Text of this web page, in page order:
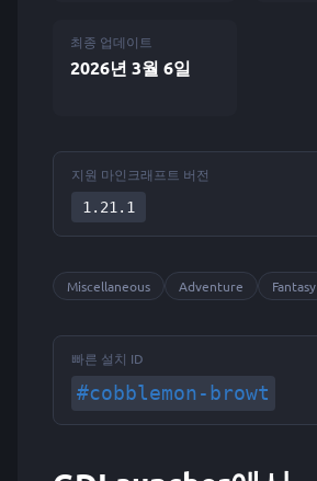
최종 업데이트
2026년 3월 6일
지원 마인크래프트 버전
1.21.1
Miscellaneous Adventure Fantasy
빠른 설치 ID
#cobblemon-browt